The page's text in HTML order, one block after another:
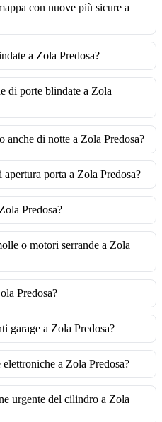
con nuove più sicure a
a Zola Predosa?
di porte blindate a Zola
anche di notte a Zola Predosa?
porta a Zola Predosa?
Predosa?
o motori serrande a Zola
Predosa?
garage a Zola Predosa?
a Zola Predosa?
urgente del cilindro a Zola